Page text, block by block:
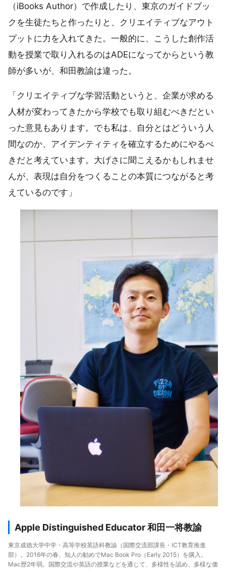
（iBooks Author）で作成したり、東京のガイドブッ
クを生徒たちと作ったりと、クリエイティブなアウト
プットに力を入れてきた。一般的に、こうした創作活
動を授業で取り入れるのはADEになってからという教
師が多いが、和田教諭は違った。
「クリエイティブな学習活動というと、企業が求める
人材が変わってきたから学校でも取り組むべきだとい
った意見もあります。でも私は、自分とはどういう人
間なのか、アイデンティティを確立するためにやるべ
きだと考えています。大げさに聞こえるかもしれませ
んが、表現は自分をつくることの本質につながると考
えているのです」
Apple Distinguished Educator 和田一将教諭
東京成徳大学中学・高等学校英語科教諭（国際交流部課長・ICT教育推進
部）。2016年の春、知人の勧めでMac Book Pro（Early 2015）を購入。
Mac歴2年弱。国際交流や英語の授業などを通じて、多様性を認め、多様な価